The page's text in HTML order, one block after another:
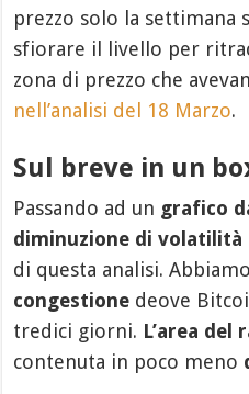
prezzo solo la settimana
sfiorare il livello per
zona di prezzo che
nell’analisi del 18 Marzo.
Sul breve in un
Passando ad un grafico
diminuzione di volatilità
di questa analisi.
congestione deove
tredici giorni. L’area del
contenuta in poco meno